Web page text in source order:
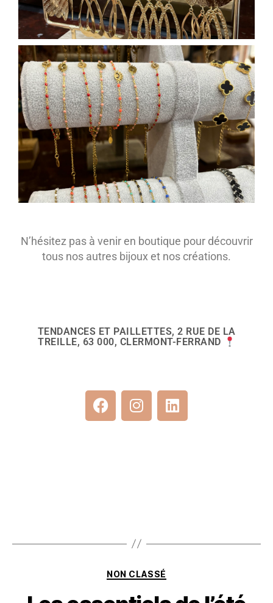
N’hésitez pas à venir en boutique pour découvrir
tous nos autres bijoux et nos créations.
TENDANCES ET PAILLETTES, 2 RUE DE LA
TREILLE, 63 000, CLERMONT-FERRAND
NON CLASSÉ